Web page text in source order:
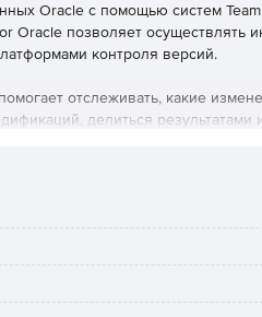
Oracle с помощью систем
Oracle позволяет осуществлять
контроля версий.
отслеживать, какие
делиться
выполнять процессы создания
с базами данных.